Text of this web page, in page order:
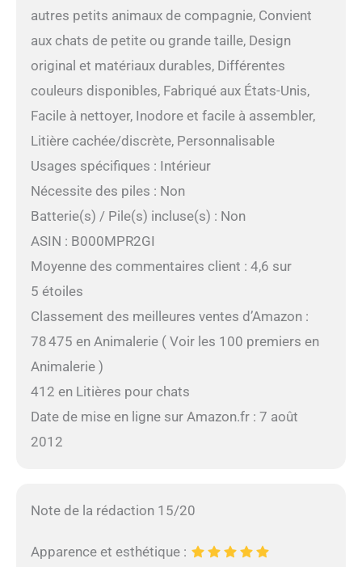
autres petits animaux de compagnie, Convient
aux chats de petite ou grande taille, Design
original et matériaux durables, Différentes
couleurs disponibles, Fabriqué aux États-Unis,
Facile à nettoyer, Inodore et facile à assembler,
Litière cachée/discrète, Personnalisable
Usages spécifiques : Intérieur
Nécessite des piles : Non
Batterie(s) / Pile(s) incluse(s) : Non
ASIN : B000MPR2GI
Moyenne des commentaires client : 4,6 sur
5 étoiles
Classement des meilleures ventes d’Amazon :
78 475 en Animalerie ( Voir les 100 premiers en
Animalerie )
412 en Litières pour chats
Date de mise en ligne sur Amazon.fr : 7 août
2012
Note de la rédaction 15/20
Apparence et esthétique :